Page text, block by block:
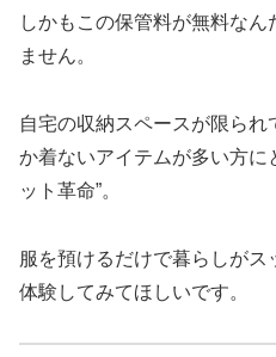
しかもこの保管料が無料な
ません。
自宅の収納スペースが限ら
か着ないアイテムが多い方に
ット革命”。
服を預けるだけで暮らしが
体験してみてほしいです。